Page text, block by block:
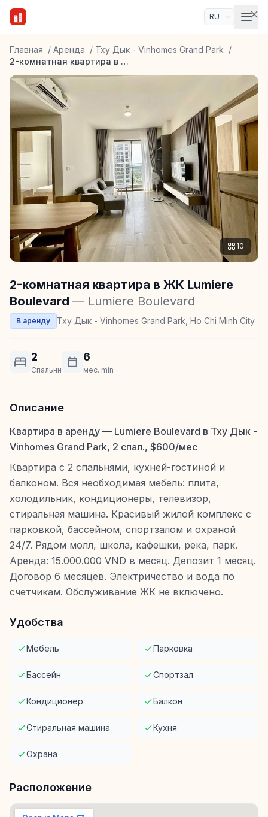
Главная / Аренда / Тху Дык - Vinhomes Grand Park /
2-комнатная квартира в ЖК Lumiere Boulevard
10
2-комнатная квартира в ЖК Lumiere
Boulevard — Lumiere Boulevard
В аренду Тху Дык - Vinhomes Grand Park, Ho Chi Minh City
2
Спальни
6
мес. min
Описание
Квартира в аренду — Lumiere Boulevard в Тху Дык -
Vinhomes Grand Park, 2 спал., $600/мес
Квартира с 2 спальнями, кухней-гостиной и
балконом. Вся необходимая мебель: плита,
холодильник, кондиционеры, телевизор,
стиральная машина. Красивый жилой комплекс с
парковкой, бассейном, спортзалом и охраной
24/7. Рядом молл, школа, кафешки, река, парк.
Аренда: 15.000.000 VND в месяц. Депозит 1 месяц.
Договор 6 месяцев. Электричество и вода по
счетчикам. Обслуживание ЖК не включено.
Удобства
Мебель Парковка
Бассейн Спортзал
Кондиционер Балкон
Стиральная машина Кухня
Охрана
Расположение